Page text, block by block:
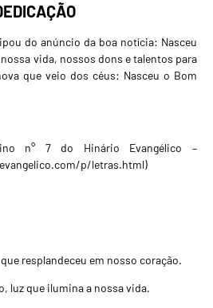
do anúncio da boa notícia: Nasceu
vida, nossos dons e talentos para
que veio dos céus: Nasceu o Bom
n° 7 do Hinário Evangélico –
p/letras.html)
resplandeceu em nosso coração.
luz que ilumina a nossa vida.